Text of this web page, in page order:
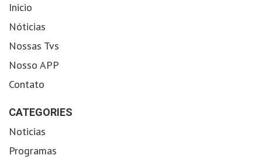
Inicio
Nóticias
Nossas Tvs
Nosso APP
Contato
CATEGORIES
Noticias
Programas